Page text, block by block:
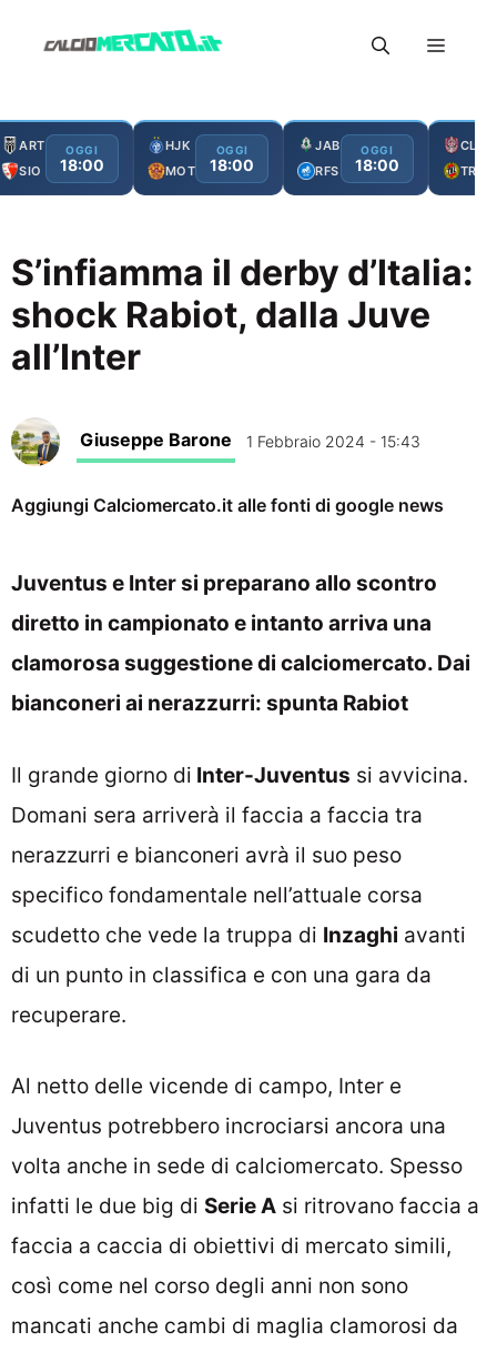
Menu
ART
SIO
OGGI
18:00
HJK
MOT
OGGI
18:00
JAB
RFS
OGGI
18:00
CLJ
TRO
S’infiamma il derby d’Italia:
shock Rabiot, dalla Juve
all’Inter
Giuseppe Barone 1 Febbraio 2024 - 15:43
Aggiungi Calciomercato.it alle fonti di google news
Juventus e Inter si preparano allo scontro
diretto in campionato e intanto arriva una
clamorosa suggestione di calciomercato. Dai
bianconeri ai nerazzurri: spunta Rabiot
Il grande giorno di Inter-Juventus si avvicina.
Domani sera arriverà il faccia a faccia tra
nerazzurri e bianconeri avrà il suo peso
specifico fondamentale nell’attuale corsa
scudetto che vede la truppa di Inzaghi avanti
di un punto in classifica e con una gara da
recuperare.
Al netto delle vicende di campo, Inter e
Juventus potrebbero incrociarsi ancora una
volta anche in sede di calciomercato. Spesso
infatti le due big di Serie A si ritrovano faccia a
faccia a caccia di obiettivi di mercato simili,
così come nel corso degli anni non sono
mancati anche cambi di maglia clamorosi da